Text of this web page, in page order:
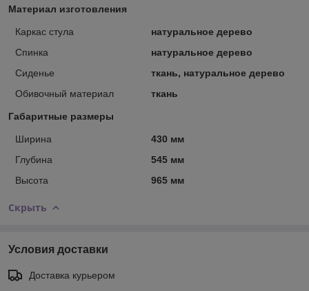
Материал изготовления
Каркас стула
натуральное дерево
Спинка
натуральное дерево
Сиденье
ткань, натуральное дерево
Обивочный материал
ткань
Габаритные размеры
Ширина
430 мм
Глубина
545 мм
Высота
965 мм
Скрыть
Условия доставки
Доставка курьером